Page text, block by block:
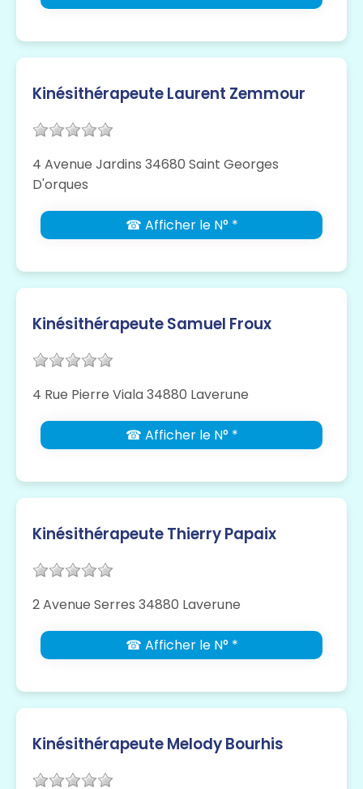
Kinésithérapeute Laurent Zemmour
4 Avenue Jardins 34680 Saint Georges
D'orques
☎ Afficher le N° *
Kinésithérapeute Samuel Froux
4 Rue Pierre Viala 34880 Laverune
☎ Afficher le N° *
Kinésithérapeute Thierry Papaix
2 Avenue Serres 34880 Laverune
☎ Afficher le N° *
Kinésithérapeute Melody Bourhis